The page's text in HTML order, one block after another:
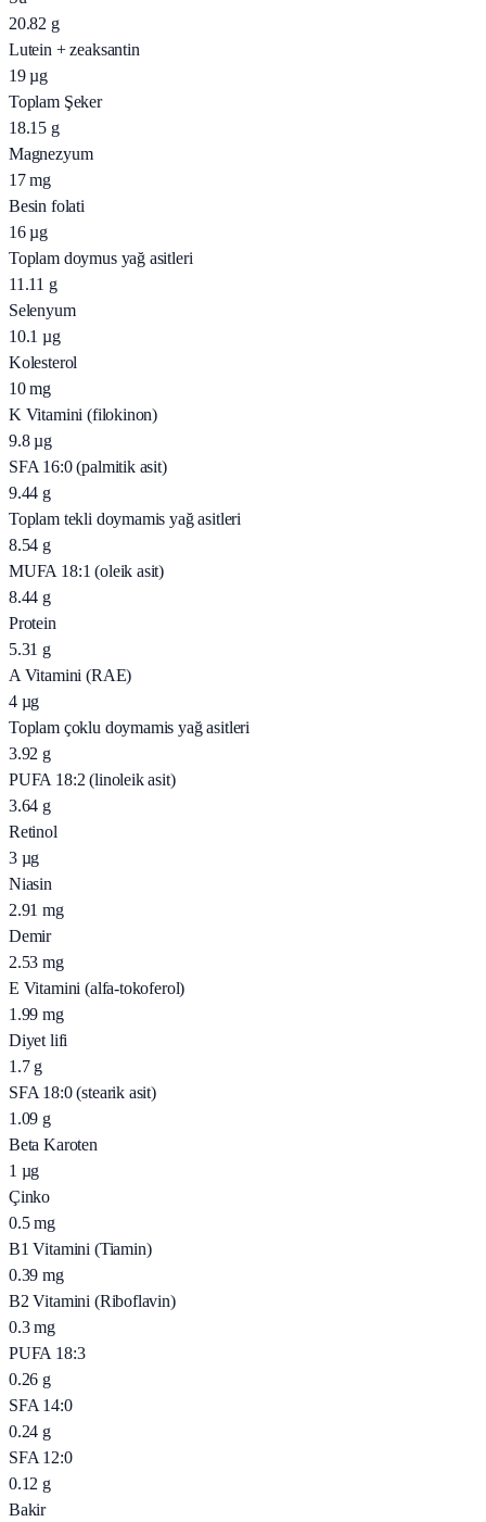
20.82 g
Lutein + zeaksantin
19 µg
Toplam Şeker
18.15 g
Magnezyum
17 mg
Besin folati
16 µg
Toplam doymus yağ asitleri
11.11 g
Selenyum
10.1 µg
Kolesterol
10 mg
K Vitamini (filokinon)
9.8 µg
SFA 16:0 (palmitik asit)
9.44 g
Toplam tekli doymamis yağ asitleri
8.54 g
MUFA 18:1 (oleik asit)
8.44 g
Protein
5.31 g
A Vitamini (RAE)
4 µg
Toplam çoklu doymamis yağ asitleri
3.92 g
PUFA 18:2 (linoleik asit)
3.64 g
Retinol
3 µg
Niasin
2.91 mg
Demir
2.53 mg
E Vitamini (alfa-tokoferol)
1.99 mg
Diyet lifi
1.7 g
SFA 18:0 (stearik asit)
1.09 g
Beta Karoten
1 µg
Çinko
0.5 mg
B1 Vitamini (Tiamin)
0.39 mg
B2 Vitamini (Riboflavin)
0.3 mg
PUFA 18:3
0.26 g
SFA 14:0
0.24 g
SFA 12:0
0.12 g
Bakir